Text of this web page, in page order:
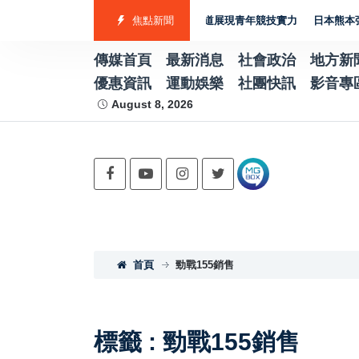
焦點新聞
奪7金2銀4銅 游泳射箭籃球跆拳道展現青年競技實力 日本熊本強震賑
傳媒首頁 最新消息 社會政治
地方新
優惠資訊
運動娛樂 社團快訊 影音專
August 8, 2026
首頁 勁戰155銷售
標籤 : 勁戰155銷售